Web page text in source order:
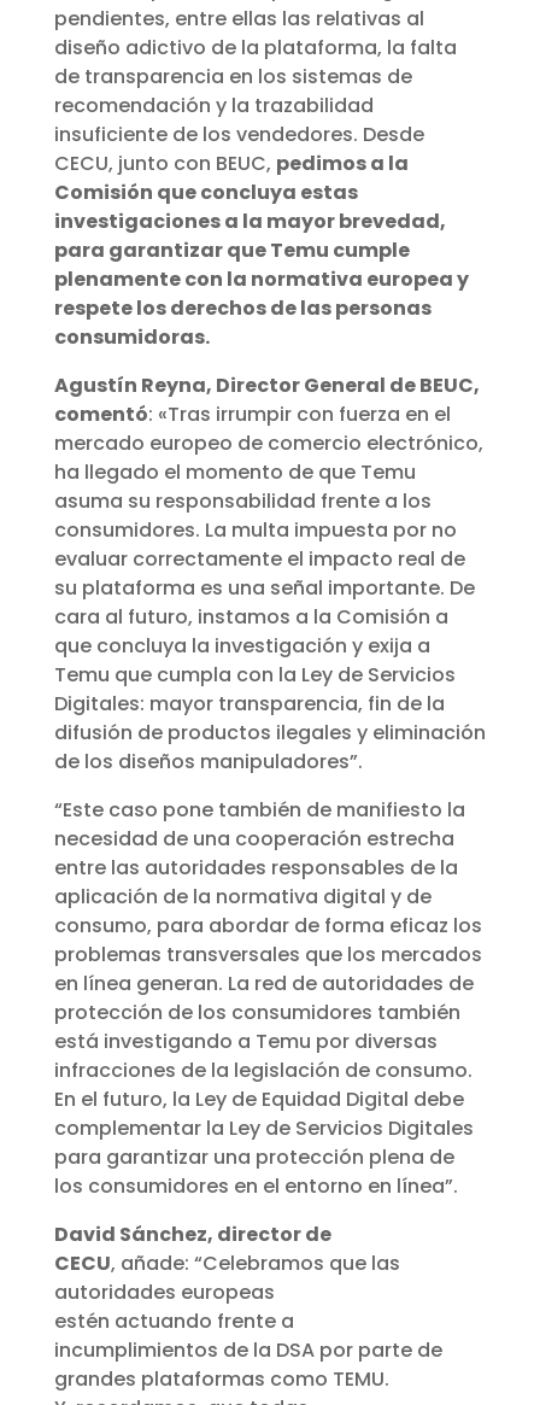
pendientes, entre ellas las relativas al
diseño adictivo de la plataforma, la falta
de transparencia en los sistemas de
recomendación y la trazabilidad
insuficiente de los vendedores. Desde
CECU, junto con BEUC, pedimos a la
Comisión que concluya estas
investigaciones a la mayor brevedad,
para garantizar que Temu cumple
plenamente con la normativa europea y
respete los derechos de las personas
consumidoras.
Agustín Reyna, Director General de BEUC,
comentó: «Tras irrumpir con fuerza en el
mercado europeo de comercio electrónico,
ha llegado el momento de que Temu
asuma su responsabilidad frente a los
consumidores. La multa impuesta por no
evaluar correctamente el impacto real de
su plataforma es una señal importante. De
cara al futuro, instamos a la Comisión a
que concluya la investigación y exija a
Temu que cumpla con la Ley de Servicios
Digitales: mayor transparencia, fin de la
difusión de productos ilegales y eliminación
de los diseños manipuladores”.
“Este caso pone también de manifiesto la
necesidad de una cooperación estrecha
entre las autoridades responsables de la
aplicación de la normativa digital y de
consumo, para abordar de forma eficaz los
problemas transversales que los mercados
en línea generan. La red de autoridades de
protección de los consumidores también
está investigando a Temu por diversas
infracciones de la legislación de consumo.
En el futuro, la Ley de Equidad Digital debe
complementar la Ley de Servicios Digitales
para garantizar una protección plena de
los consumidores en el entorno en línea”.
David Sánchez, director de
CECU, añade: “Celebramos que las
autoridades europeas
estén actuando frente a
incumplimientos de la DSA por parte de
grandes plataformas como TEMU.